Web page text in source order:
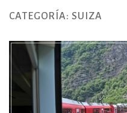
CATEGORÍA: SUIZA